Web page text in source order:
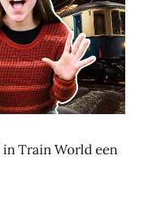
in Train World een